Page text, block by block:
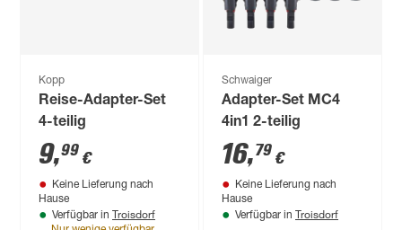
Kopp
Reise-Adapter-Set
4-teilig
9,99 €
Keine Lieferung nach
Hause
Verfügbar in Troisdorf
Schwaiger
Adapter-Set MC4
4in1 2-teilig
16,79 €
Keine Lieferung nach
Hause
Verfügbar in Troisdorf